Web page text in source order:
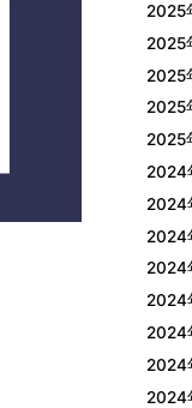
2025
2025
2025
2025
2025
2024
2024
2024
2024
2024
2024
2024
2024